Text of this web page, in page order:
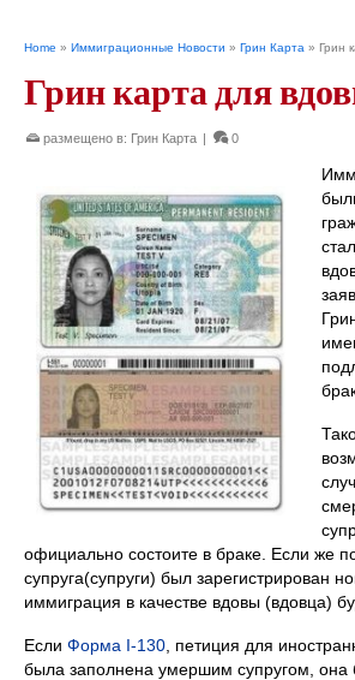
Home » Иммиграционные Новости » Грин Карта » Грин
Грин карта для
размещено в: Грин Карта | 0
официально состоите в браке. Если же
супруга(супруги) был зарегистрирован
иммиграция в качестве вдовы (вдовца)
Если Форма I-130 , петиция для
была заполнена умершим супругом, она